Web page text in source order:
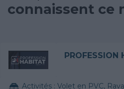
connaissent ce
PROFESSION
Activités : Volet en PVC, Ravalement de façade, Véranda, Construction de maison individuelle, Rénovation électrique, Isolation thermique des murs intérieurs, Abri de piscine, Traitement de l'eau, Papier peint,